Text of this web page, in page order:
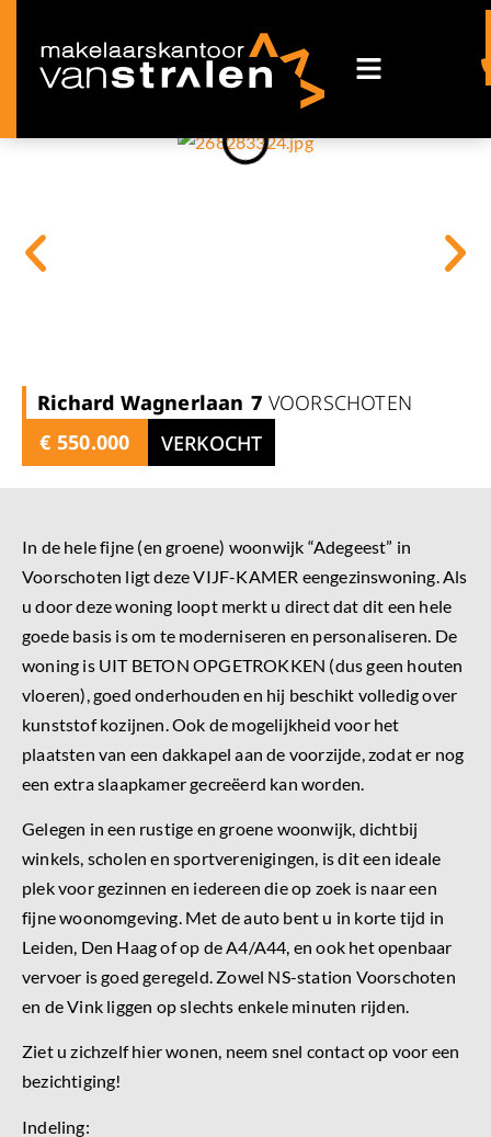
Richard Wagnerlaan 7 VOORSCHOTEN
€ 550.000
VERKOCHT
In de hele fijne (en groene) woonwijk “Adegeest” in
Voorschoten ligt deze VIJF-KAMER eengezinswoning. Als
u door deze woning loopt merkt u direct dat dit een hele
goede basis is om te moderniseren en personaliseren. De
woning is UIT BETON OPGETROKKEN (dus geen houten
vloeren), goed onderhouden en hij beschikt volledig over
kunststof kozijnen. Ook de mogelijkheid voor het
plaatsten van een dakkapel aan de voorzijde, zodat er nog
een extra slaapkamer gecreëerd kan worden.
Gelegen in een rustige en groene woonwijk, dichtbij
winkels, scholen en sportverenigingen, is dit een ideale
plek voor gezinnen en iedereen die op zoek is naar een
fijne woonomgeving. Met de auto bent u in korte tijd in
Leiden, Den Haag of op de A4/A44, en ook het openbaar
vervoer is goed geregeld. Zowel NS-station Voorschoten
en de Vink liggen op slechts enkele minuten rijden.
Ziet u zichzelf hier wonen, neem snel contact op voor een
bezichtiging!
Indeling: